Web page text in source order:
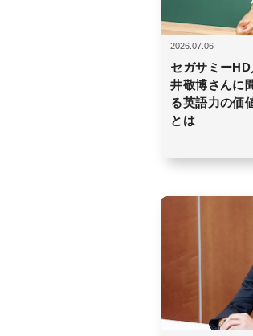
2026.07.06
セガサミー
井敬博さんに
る英語力の価
とは